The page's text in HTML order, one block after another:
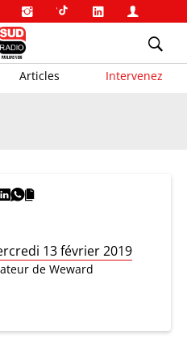
Articles Intervenez
13 février 2019
de Weward